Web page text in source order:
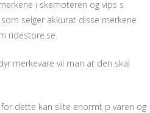
i skemoteren og vips s
selger akkurat disse merkene
ridestore.se.
merkevare vil man at den skal
dette kan slite enormt p varen og